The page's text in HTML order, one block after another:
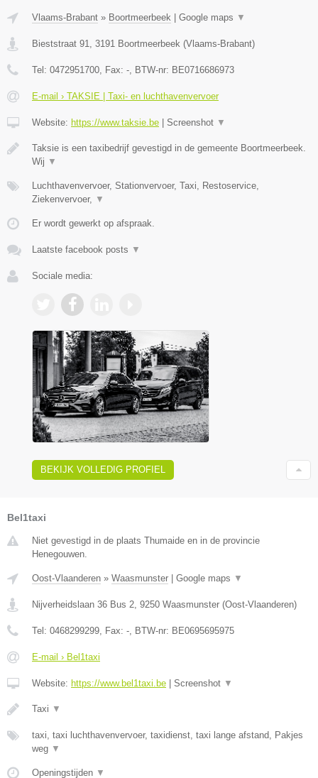
Vlaams-Brabant » Boortmeerbeek | Google maps ▼
Bieststraat 91 3191 Boortmeerbeek (Vlaams-Brabant)
Tel: 0472951700 , Fax: - , BTW-nr: BE0716686973
E-mail › TAKSIE | Taxi- en luchthavenvervoer
Website: https://www.taksie.be | Screenshot ▼
Taksie is een taxibedrijf gevestigd in de gemeente Boortmeerbeek.
Wij ▼
Luchthavenvervoer, Stationvervoer, Taxi, Restoservice,
Ziekenvervoer,
▼
Er wordt gewerkt op afspraak.
Laatste facebook posts ▼
Sociale media:
BEKIJK VOLLEDIG PROFIEL
Bel1taxi
Niet gevestigd in de plaats Thumaide en in de provincie
Henegouwen.
Oost-Vlaanderen » Waasmunster Google maps ▼
Nijverheidslaan 36 Bus 2, 9250 Waasmunster (Oost-Vlaanderen)
Tel: 0468299299, Fax: -, BTW-nr: BE0695695975
E-mail › Bel1taxi
Website: https://www.bel1taxi.be Screenshot ▼
Taxi ▼
taxi, taxi luchthavenvervoer, taxidienst, taxi lange afstand, Pakjes
weg ▼
Openingstijden ▼